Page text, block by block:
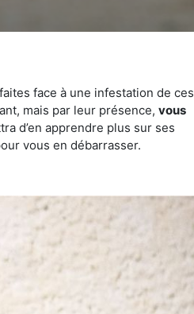
face à une infestation de ces
mais par leur présence, vous
d’en apprendre plus sur ses
vous en débarrasser.